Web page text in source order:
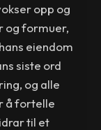
opp og
og formuer,
eiendom
siste ord
og alle
å fortelle
til et